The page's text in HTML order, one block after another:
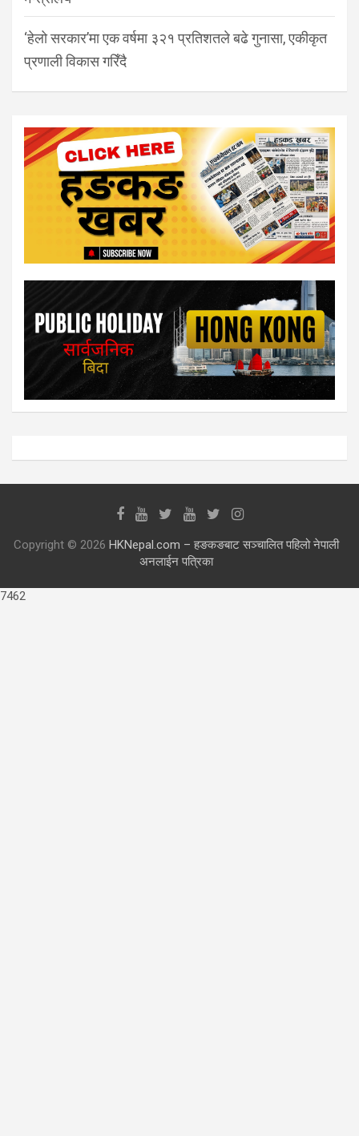
‘हेलो सरकार’मा एक वर्षमा ३२१ प्रतिशतले बढे गुनासा, एकीकृत
प्रणाली विकास गरिँदै
Copyright © 2026 HKNepal.com – हङकङबाट सञ्चालित पहिलो नेपाली
अनलाईन पत्रिका
7462